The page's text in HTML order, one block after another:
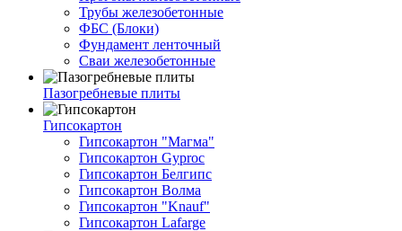
Трубы железобетонные
ФБС (Блоки)
Фундамент ленточный
Сваи железобетонные
Пазогребневые плиты
Гипсокартон
Гипсокартон "Магма"
Гипсокартон Gyproc
Гипсокартон Белгипс
Гипсокартон Волма
Гипсокартон "Knauf"
Гипсокартон Lafarge